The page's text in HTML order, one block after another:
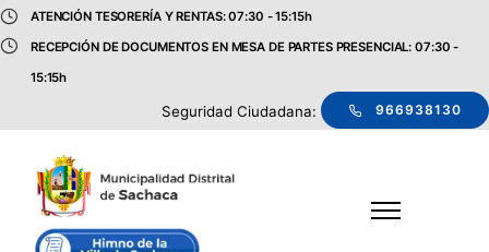
ATENCIÓN TESORERÍA Y RENTAS: 07:30 - 15:15h
RECEPCIÓN DE DOCUMENTOS EN MESA DE PARTES PRESENCIAL: 07:30 -
15:15h
Seguridad Ciudadana: 966938130